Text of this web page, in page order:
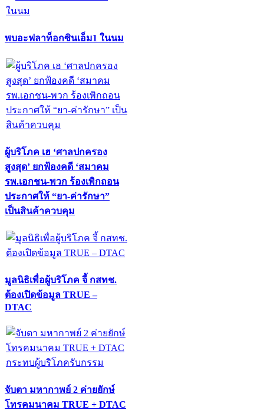
พบอะฟลาท็อกซินเอ็ม1 ในนม
ผู้บริโภค เฮ ‘ศาลปกครอง
สูงสุด’ ยกฟ้องคดี ‘สมาคม
รพ.เอกชน-พวก ร้องเพิกถอน
ประกาศให้ “ยา-ค่ารักษา”
เป็นสินค้าควบคุม
มูลนิธิเพื่อผู้บริโภค จี้ กสทช.
ต้องเปิดข้อมูล TRUE –
DTAC
จับตา มหากาพย์ 2 ค่ายยักษ์
โทรคมนาคม TRUE + DTAC